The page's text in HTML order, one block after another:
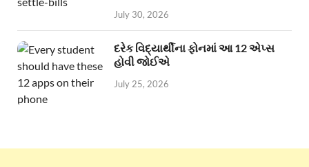
July 30, 2026
દરેક વિદ્યાર્થીના ફોનમાં આ 12 એપ્સ
હોવી જોઈએ
July 25, 2026